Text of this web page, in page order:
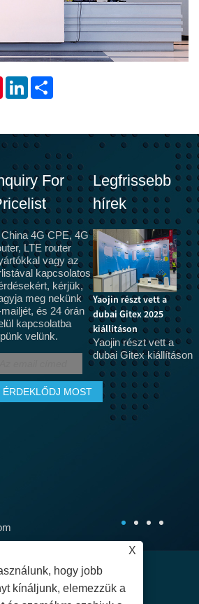
PinterestLinkedIn
X
hogy jobb
kínáljunk, elemezzük a
For
China 4G CPE, 4G
LTE router
vagy az
kapcsolatos
kérjük,
meg nekünk
és 24 órán
kapcsolatba
velünk.
Legfrissebb
hírek
5G hamarosan
az optikai
szélessávú
CPE
Yaojin részt vett a
dubai Gitex 2025
kiállításon
Yaojin részt vett a
dubai Gitex kiállításon